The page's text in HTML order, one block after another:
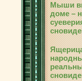
Мыши
доме –